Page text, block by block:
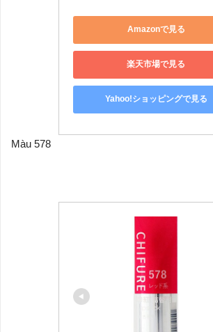
Amazonで見る
楽天市場で見る
Yahoo!ショッピングで見る
Màu 578